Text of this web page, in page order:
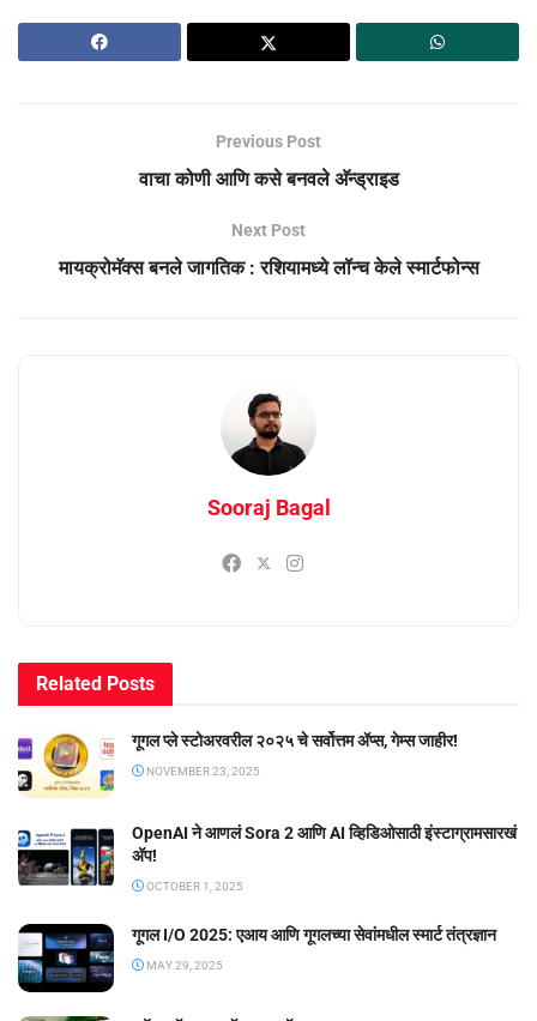
Previous Post
वाचा कोणी आणि कसे बनवले अ‍ॅन्ड्राइड
Next Post
मायक्रोमॅक्स बनले जागतिक : रशियामध्ये लॉन्च केले स्मार्टफोन्स
Sooraj Bagal
Related Posts
गूगल प्ले स्टोअरवरील २०२५ चे सर्वोत्तम ॲप्स, गेम्स जाहीर!
NOVEMBER 23, 2025
OpenAI ने आणलं Sora 2 आणि AI व्हिडिओसाठी इंस्टाग्रामसारखं
अ‍ॅप!
OCTOBER 1, 2025
गूगल I/O 2025: एआय आणि गूगलच्या सेवांमधील स्मार्ट तंत्रज्ञान
MAY 29, 2025